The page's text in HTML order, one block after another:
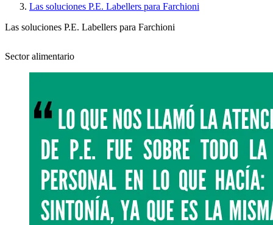
Las soluciones P.E. Labellers para Farchioni
Las soluciones P.E. Labellers para Farchioni
Sector alimentario